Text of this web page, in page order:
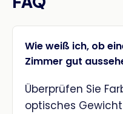
Wie weiß ich, ob
Zimmer gut
Überprüfen Sie
optisches